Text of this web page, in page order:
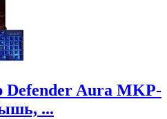
Defender Aura MKP-
...